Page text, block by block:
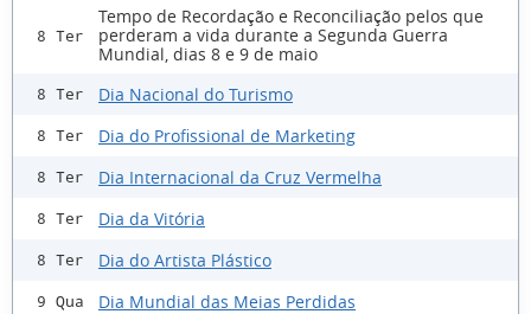
8 Ter
Tempo de Recordação e Reconciliação pelos que
perderam a vida durante a Segunda Guerra
Mundial, dias 8 e 9 de maio
8 Ter Dia Nacional do Turismo
8 Ter Dia do Profissional de Marketing
8 Ter Dia Internacional da Cruz Vermelha
8 Ter Dia da Vitória
8 Ter Dia do Artista Plástico
9 Qua Dia Mundial das Meias Perdidas